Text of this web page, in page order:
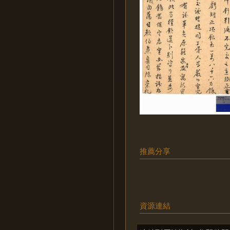
推薦分享
資源連結